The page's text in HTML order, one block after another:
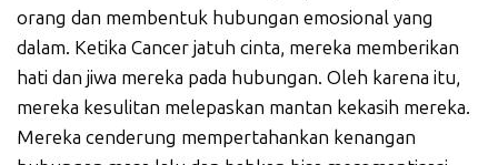
orang dan membentuk hubungan emosional yang
dalam. Ketika Cancer jatuh cinta, mereka memberikan
hati dan jiwa mereka pada hubungan. Oleh karena itu,
mereka kesulitan melepaskan mantan kekasih mereka.
Mereka cenderung mempertahankan kenangan